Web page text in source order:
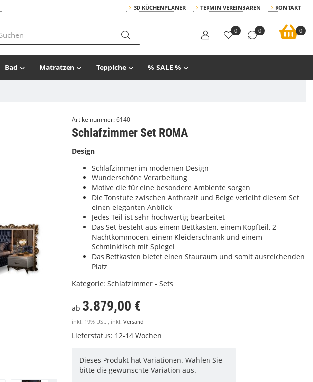
3D KÜCHENPLANER TERMIN VEREINBAREN KONTAKT
0 0 0
Bad Matratzen Teppiche % SALE %
Artikelnummer:6140
Schlafzimmer Set ROMA
Design
Schlafzimmer im modernen Design
Wunderschöne Verarbeitung
Motive die für eine besondere Ambiente sorgen
Die Tonstufe zwischen Anthrazit und Beige verleiht diesem Set
einen eleganten Anblick
Jedes Teil ist sehr hochwertig bearbeitet
Das Set besteht aus einem Bettkasten, einem Kopfteil, 2
Nachtkommoden, einem Kleiderschrank und einem
Schminktisch mit Spiegel
Das Bettkasten bietet einen Stauraum und somit ausreichenden
Platz
Kategorie: Schlafzimmer - Sets
ab 3.879,00 €
inkl. 19% USt. , inkl. Versand
Lieferstatus: 12-14 Wochen
Dieses Produkt hat Variationen. Wählen Sie
bitte die gewünschte Variation aus.